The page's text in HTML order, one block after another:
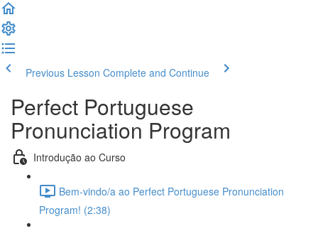
Previous Lesson Complete and Continue
Perfect Portuguese
Pronunciation Program
Introdução ao Curso
Bem-vindo/a ao Perfect Portuguese Pronunciation
Program! (2:38)